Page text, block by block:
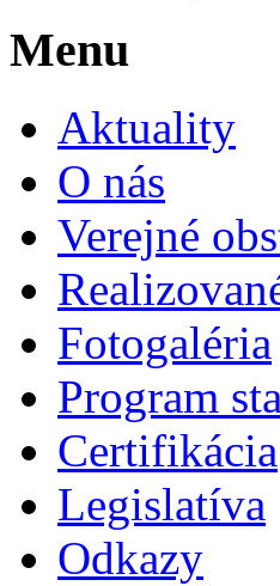
Menu
Aktuality
O nás
Verejné
Fotogaléria
Program
Certifikácia
Legislatíva
Odkazy